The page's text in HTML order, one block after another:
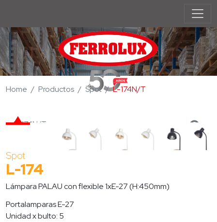
Home Productos Spot L-174N/T
L-174N/T
Spot
L-174
Lámpara PALAU con flexible 1xE-27 (H:450mm)
Portalamparas E-27
Unidad x bulto: 5